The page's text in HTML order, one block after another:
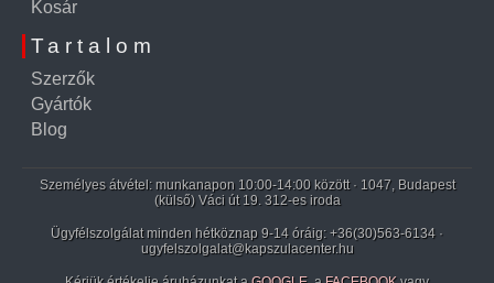
Kosár
Tartalom
Szerzők
Gyártók
Blog
Személyes átvétel: munkanapon 10:00-14:00 között · 1047, Budapest
(külső) Váci út 19. 312-es iroda
Ügyfélszolgálat minden hétköznap 9-14 óráig: +36(30)563-6134 ·
ugyfelszolgalat@kapszulacenter.hu